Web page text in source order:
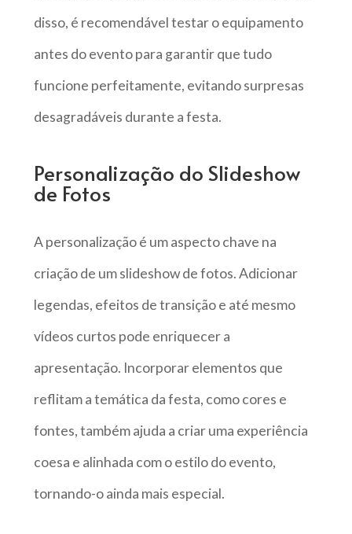
disso, é recomendável testar o equipamento
antes do evento para garantir que tudo
funcione perfeitamente, evitando surpresas
desagradáveis durante a festa.
Personalização do Slideshow
de Fotos
A personalização é um aspecto chave na
criação de um slideshow de fotos. Adicionar
legendas, efeitos de transição e até mesmo
vídeos curtos pode enriquecer a
apresentação. Incorporar elementos que
reflitam a temática da festa, como cores e
fontes, também ajuda a criar uma experiência
coesa e alinhada com o estilo do evento,
tornando-o ainda mais especial.